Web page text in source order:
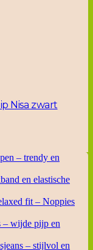
Nisa zwart